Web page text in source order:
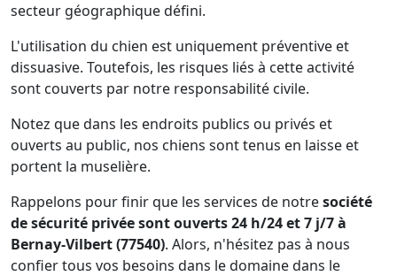
secteur géographique défini.
L'utilisation du chien est uniquement préventive et
dissuasive. Toutefois, les risques liés à cette activité
sont couverts par notre responsabilité civile.
Notez que dans les endroits publics ou privés et
ouverts au public, nos chiens sont tenus en laisse et
portent la muselière.
Rappelons pour finir que les services de notresociété
de sécurité privée sont ouverts 24 h/24 et 7 j/7 à
Bernay-Vilbert (77540). Alors, n'hésitez pas à nous
confier tous vos besoins dans le domaine dans le